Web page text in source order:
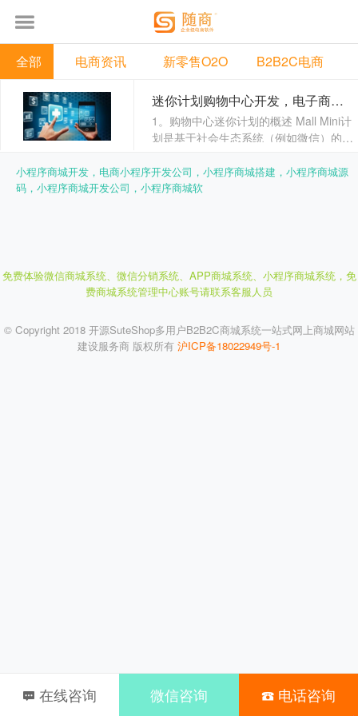
在线咨询 微信咨询 电话咨询
全部 电商资讯 新零售O2O B2B2C电商
迷你计划购物中心开发，电子商务迷你计划开发公司|项目案例
1。购物中心迷你计划的概述 Mall Mini计
划是基于社会生态系统（例如微信）的轻
小程序商城开发，电商小程序开发公司，小程序商城搭建，小程序商城源
码，小程序商城开发公司，小程序商城软
免费体验微信商城系统、微信分销系统、APP商城系统、小程序商城系统， 免
费商城系统管理中心账号请联系客服人员
© Copyright 2018 开源SuteShop多用户B2B2C商城系统一站式网上商城网站
建设服务商 版权所有 沪ICP备18022949号-1